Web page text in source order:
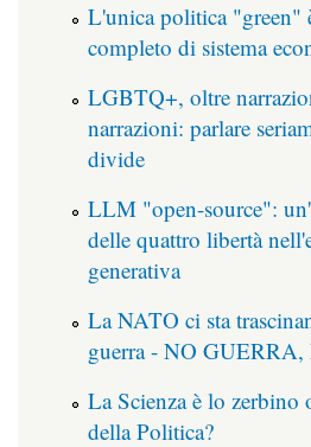
L'unica politica "green"
completo di sistema
LGBTQ+, oltre
narrazioni: parlare
divide
LLM "open-source":
delle quattro libertà
generativa
La NATO ci sta
guerra - NO
La Scienza è lo zerbino
della Politica?